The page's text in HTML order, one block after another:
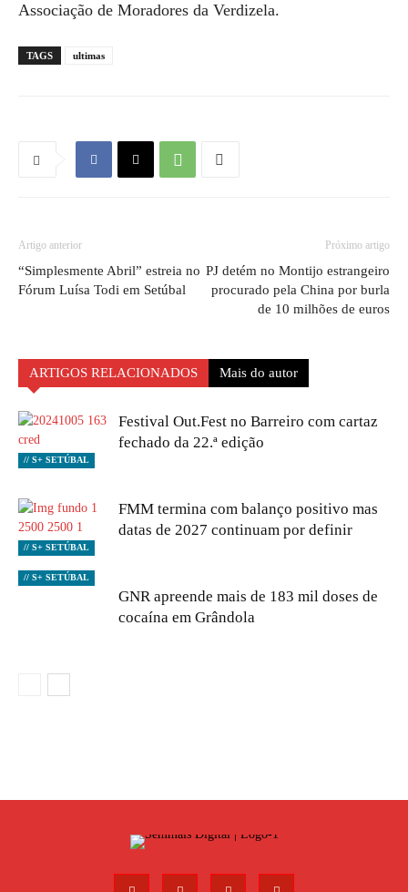
Associação de Moradores da Verdizela.
TAGS ultimas
Artigo anterior
“Simplesmente Abril” estreia no
Fórum Luísa Todi em Setúbal
Próximo artigo
PJ detém no Montijo estrangeiro
procurado pela China por burla
de 10 milhões de euros
ARTIGOS RELACIONADOS Mais do autor
// S+ SETÚBAL
Festival Out.Fest no Barreiro com cartaz
fechado da 22.ª edição
// S+ SETÚBAL
FMM termina com balanço positivo mas
datas de 2027 continuam por definir
// S+ SETÚBAL
GNR apreende mais de 183 mil doses de
cocaína em Grândola